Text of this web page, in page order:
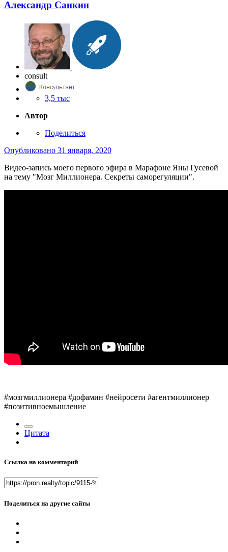
Александр Санкин
consult
3,5 тыс
Автор
Поделиться
Опубликовано 31 января, 2020
Видео-запись моего первого эфира в Марафоне Яны Гусевой
на тему "Мозг Миллионера. Секреты саморегуляции".
#мозгмиллионера #дофамин #нейросети #агентмиллионер
#позитивноемышление
Цитата
Ссылка на комментарий
Поделиться на другие сайты